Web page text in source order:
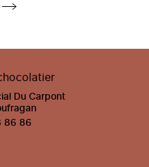
Du Carpont
86 86